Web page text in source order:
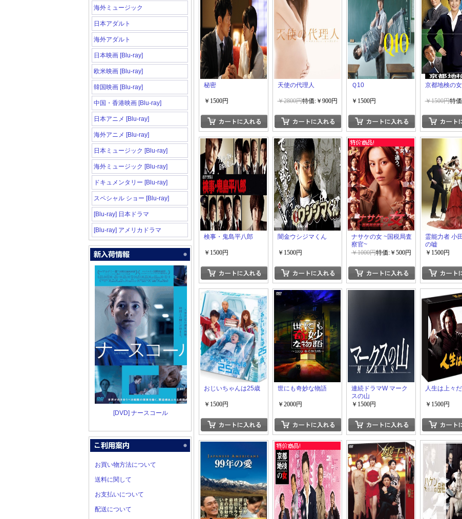
海外ミュージック
日本アダルト
海外アダルト
日本映画 [Blu-ray]
欧米映画 [Blu-ray]
韓国映画 [Blu-ray]
中国・香港映画 [Blu-ray]
日本アニメ [Blu-ray]
海外アニメ [Blu-ray]
日本ミュージック [Blu-ray]
海外ミュージック [Blu-ray]
ドキュメンタリー [Blu-ray]
スペシャル ショー [Blu-ray]
[Blu-ray] 日本ドラマ
[Blu-ray] アメリカドラマ
[DVD] ナースコール
お買い物方法について
送料に関して
お支払いについて
配送について
秘密
￥1500円
天使の代理人
￥2800円特価:￥900円
Ｑ10
￥1500円
京都地検の
￥1500円特
検事・鬼島平八郎
￥1500円
闇金ウシジマくん
￥1500円
ナサケの女 ~国税局査
察官~
￥1000円特価:￥500円
霊能力者 小
の嘘
￥1500円
おじいちゃんは25歳
￥1500円
世にも奇妙な物語
￥2000円
連続ドラマW マーク
スの山
￥1500円
人生は上々だ
￥1500円